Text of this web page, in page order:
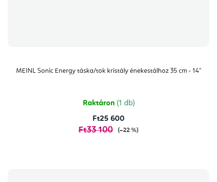
MEINL Sonic Energy táska/tok kristály énekestálhoz 35 cm - 14"
Raktáron (1 db)
Ft25 600
Ft33 100 (–22 %)